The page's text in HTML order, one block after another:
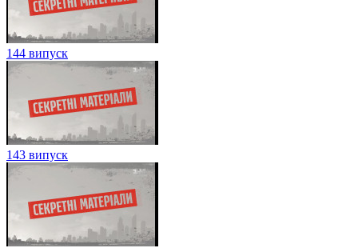
144 випуск
143 випуск